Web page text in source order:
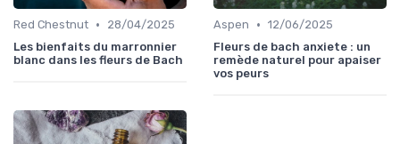
Red Chestnut •
28/04/2025
Les bienfaits du marronnier
blanc dans les fleurs de Bach
Aspen • 12/06/2025
Fleurs de bach anxiete : un
remède naturel pour apaiser
vos peurs